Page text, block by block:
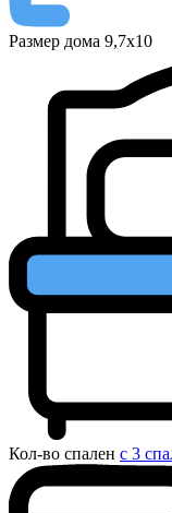
Размер дома 9,7x10
Кол-во спален с 3